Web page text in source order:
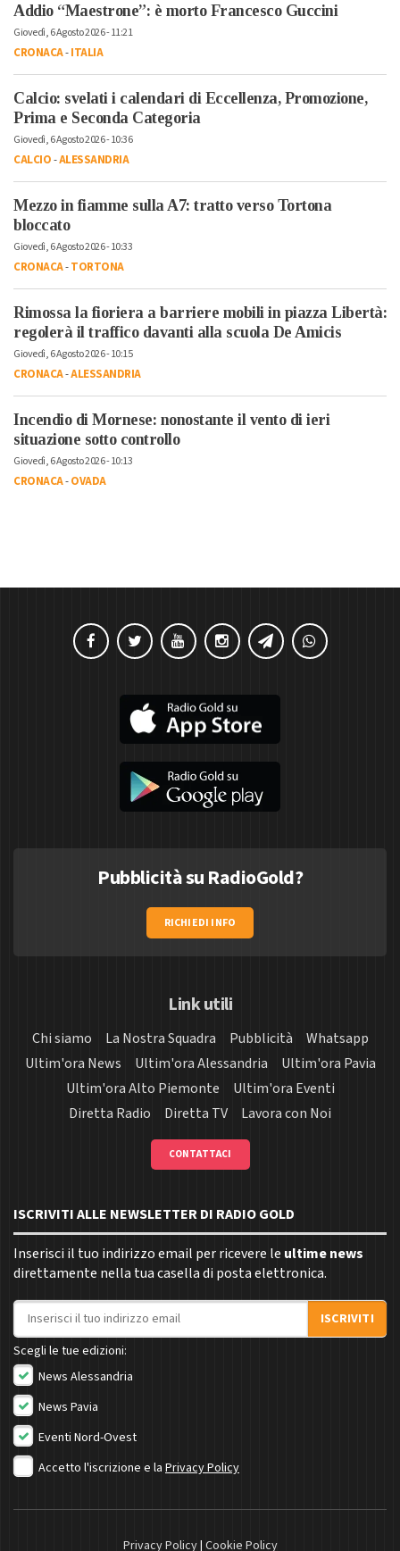
Addio “Maestrone”: è morto Francesco Guccini
Giovedì, 6 Agosto 2026 - 11:21
CRONACA-ITALIA
Calcio: svelati i calendari di Eccellenza, Promozione,
Prima e Seconda Categoria
Giovedì, 6 Agosto 2026 - 10:36
CALCIO-ALESSANDRIA
Mezzo in fiamme sulla A7: tratto verso Tortona
bloccato
Giovedì, 6 Agosto 2026 - 10:33
CRONACA-TORTONA
Rimossa la fioriera a barriere mobili in piazza Libertà:
regolerà il traffico davanti alla scuola De Amicis
Giovedì, 6 Agosto 2026 - 10:15
CRONACA-ALESSANDRIA
Incendio di Mornese: nonostante il vento di ieri
situazione sotto controllo
Giovedì, 6 Agosto 2026 - 10:13
CRONACA-OVADA
Pubblicità su RadioGold?
RICHIEDI INFO
Link utili
Chi siamo La Nostra Squadra Pubblicità
Whatsapp
Ultim'ora News
Ultim'ora Alessandria
Ultim'ora Pavia
Ultim'ora Alto Piemonte
Ultim'ora Eventi
Diretta Radio
Diretta TV Lavora con Noi
CONTATTACI
ISCRIVITI ALLE NEWSLETTER DI RADIO GOLD
Inserisci il tuo indirizzo email per ricevere le ultime news
direttamente nella tua casella di posta elettronica.
Indirizzo email
ISCRIVITI
Scegli le tue edizioni:
News Alessandria
News Pavia
Eventi Nord-Ovest
Accetto l'iscrizione e la Privacy Policy
Privacy Policy| Cookie Policy